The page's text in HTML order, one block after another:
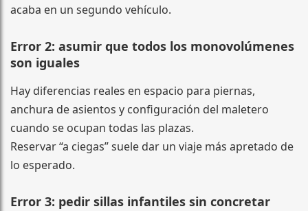
acaba en un segundo vehículo.
Error 2: asumir que todos los monovolúmenes
son iguales
Hay diferencias reales en espacio para piernas,
anchura de asientos y configuración del maletero
cuando se ocupan todas las plazas.
Reservar “a ciegas” suele dar un viaje más apretado de
lo esperado.
Error 3: pedir sillas infantiles sin concretar